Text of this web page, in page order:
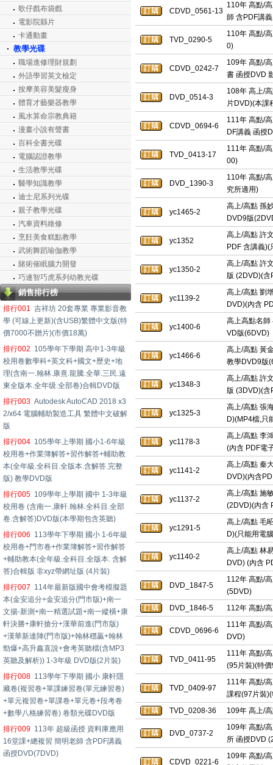
歌仔戲布袋戲
電影院縣片
卡通動畫
教學光碟
職場進修理財規劃
外語學習英文檢定
按摩美容美髮瘦身
體育才藝樂器教學
風水算命宗教典籍
漫畫小說有聲書
百科全書光碟
電腦認證教學
生活教學光碟
醫學知識教學
迪士尼系列光碟
親子教學光碟
汽車資料維修
烹飪美食糕點教學
武術舞蹈瑜伽教學
賭術催眠腦力開發
巧連智巧虎系列幼教光碟
銷售排行榜
排行001 吉祥坊 20套專業 專業影音教
學 (可線上更新)(含USB)繁體中文版(特
價7000不贈片)(市價18萬)
排行002 105學年下學期 高中1-3年級
校用卷數學科+英文科+國文+歷史+地
理(含南一.翰林.康熹.龍騰.全華.三民.遠
東全版本.全年级.全部卷)合輯DVD版
排行003 Autodesk AutoCAD 2018 x3
2/x64 電腦輔助製造工具 繁體中文破解
版
排行004 105學年上學期 國小1-6年級
校用卷+作業簿解答+習作解答+輔助教
本(全年級.全科目.全版本.含解答.完整
版) 教學DVD版
排行005 109學年上學期 國中 1-3年級
校用卷 (含南一.康軒.翰林.全科目.全部
卷.含解答)DVD版(本學期包含英聽)
排行006 113學年下學期 國小 1-6年級
校用卷+門市卷+作業簿解答+習作解答
+輔助教本(全年級.全科目.全版本. 含解
答)合輯版 非xyz帶網址版 (4片裝)
排行007 114年最新版國中會考模擬題
本(金安追分+金安追分(門市版)+南一
文揚-新測+南一精選試題+南一縱橫+康
軒決勝+康軒搶分+漢華前進(門市版)
+漢華新達陣(門市版)+翰林穩贏+翰林
勁爆+高升鑫直說+會考英聽檔(含MP3
英聽及解析)) 1-3年級 DVD版(2片裝)
排行008 113學年下學期 國小 康軒隱
藏卷(複習卷+單課練習卷(單元練習卷)
+單元複習卷+單課卷+單元卷+段考卷
+數學八格練習卷) 卷類光碟DVD版
排行009 113年 超級函授 資料庫應用
16堂課+總複習 簡明老師 含PDF講義
函授DVD(7DVD)
CDVD_0561-13
110年 高點/
師 含PDF講
TVD_0290-5
110年 高點/
0)
CDVD_0242-7
109年 高點/
書 函授DVD
DVD_0514-3
108年 高上/
片DVD)(本課
CDVD_0694-6
111年 高點/
DF講義 函授
TVD_0413-17
111年 高點/
00)
DVD_1390-3
110年 高點/
究所適用)
yc1465-2
高上/高點 孫
DVD9版
yc1352
高上/高點 許
PDF 含講義)(
yc1350-2
高上/高點 許
版 (2DVD)(含
yc1139-2
高上/高點 劉
DVD)(內含
yc1400-6
高上高點名師
VD版(6DVD)
yc1466-6
高上/高點 黃
教學DVD9版
yc1348-3
高上/高點 許
版 (3DVD)(含
yc1325-3
高上/高點 張
D)(MP4檔,只
yc1178-3
高上/高點 李
(內含 PDF電
yc1141-2
高上/高點 秦
DVD)(內含
yc1137-2
高上/高點 施
(2DVD)(內含
yc1291-5
高上/高點 毛
D)(只能用電
yc1140-2
高上/高點 林
DVD) (內含
DVD_1847-5
112年 高點/
(5DVD)
DVD_1846-5
112年 高點/
CDVD_0696-6
111年 高點/
DVD)
TVD_0411-95
111年 高點/
(95片裝)(特
TVD_0409-97
111年 高點/
課程(97片裝
TVD_0208-36
109年 高上/
DVD_0737-2
109年 高點/
所 函授DVD
CDVD_0221-6
109年 高點/